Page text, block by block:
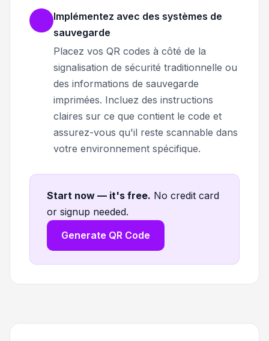
Implémentez avec des systèmes de
sauvegarde
Placez vos QR codes à côté de la
signalisation de sécurité traditionnelle ou
des informations de sauvegarde
imprimées. Incluez des instructions
claires sur ce que contient le code et
assurez-vous qu'il reste scannable dans
votre environnement spécifique.
Start now — it's free. No credit card
or signup needed.
Generate QR Code